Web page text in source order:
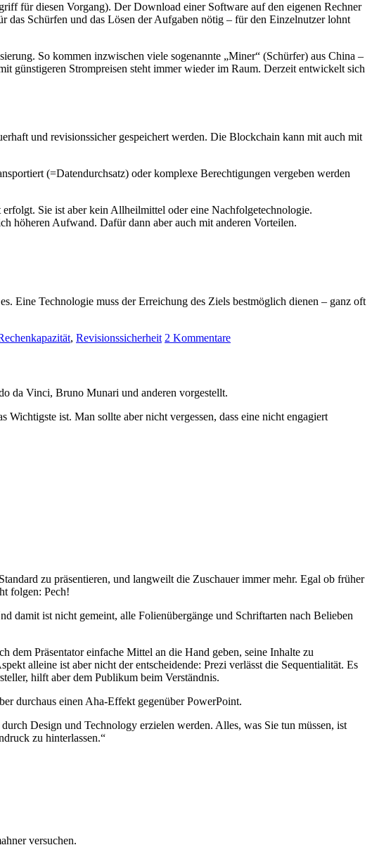
für diesen Vorgang). Der Download einer Software auf den eigenen Rechner
das Schürfen und das Lösen der Aufgaben nötig – für den Einzelnutzer lohnt
So kommen inzwischen viele sogenannte „Miner“ (Schürfer) aus China –
günstigeren Strompreisen steht immer wieder im Raum. Derzeit entwickelt sich
und revisionssicher gespeichert werden. Die Blockchain kann mit auch mit
(=Datendurchsatz) oder komplexe Berechtigungen vergeben werden
Sie ist aber kein Allheilmittel oder eine Nachfolgetechnologie.
höheren Aufwand. Dafür dann aber auch mit anderen Vorteilen.
Eine Technologie muss der Erreichung des Ziels bestmöglich dienen – ganz oft
, Revisionssicherheit 2 Kommentare
da Vinci, Bruno Munari und anderen vorgestellt.
Wichtigste ist. Man sollte aber nicht vergessen, dass eine nicht engagiert
zu präsentieren, und langweilt die Zuschauer immer mehr. Egal ob früher
folgen: Pech!
damit ist nicht gemeint, alle Folienübergänge und Schriftarten nach Belieben
dem Präsentator einfache Mittel an die Hand geben, seine Inhalte zu
alleine ist aber nicht der entscheidende: Prezi verlässt die Sequentialität. Es
hilft aber dem Publikum beim Verständnis.
durchaus einen Aha-Effekt gegenüber PowerPoint.
Design und Technology erzielen werden. Alles, was Sie tun müssen, ist
zu hinterlassen.“
versuchen.